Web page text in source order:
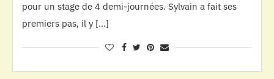
pour un stage de 4 demi-journées. Sylvain a fait ses
premiers pas, il y […]